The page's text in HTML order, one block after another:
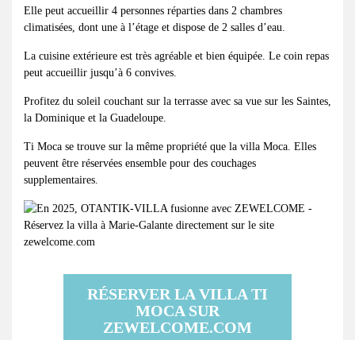
Elle peut accueillir 4 personnes réparties dans 2 chambres
climatisées, dont une à l’étage et dispose de 2 salles d’eau.
La cuisine extérieure est très agréable et bien équipée. Le coin repas
peut accueillir jusqu’à 6 convives.
Profitez du soleil couchant sur la terrasse avec sa vue sur les Saintes,
la Dominique et la Guadeloupe.
Ti Moca se trouve sur la même propriété que la villa Moca. Elles
peuvent être réservées ensemble pour des couchages
supplementaires.
RÉSERVER LA VILLA TI
MOCA SUR
ZEWELCOME.COM